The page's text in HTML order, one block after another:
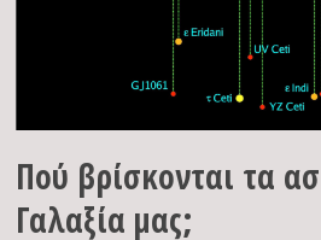
Πού βρίσκονται τα
Γαλαξία μας;